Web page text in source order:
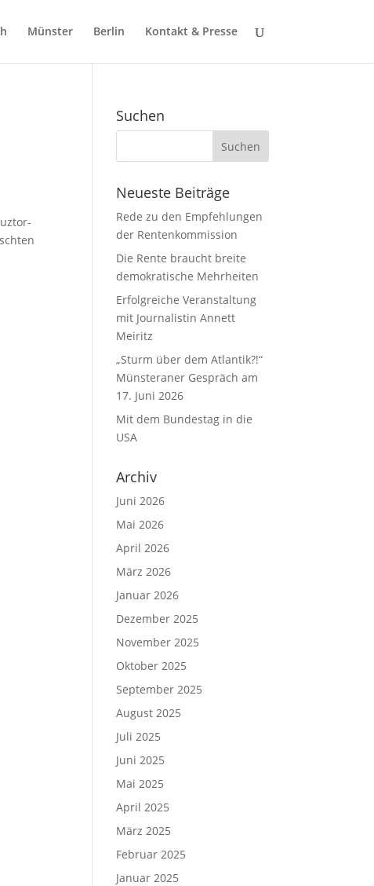
Münster Berlin Kontakt & Presse
Suchen
Neueste Beiträge
Rede zu den Empfehlungen
der Rentenkommission
Die Rente braucht breite
demokratische Mehrheiten
Erfolgreiche Veranstaltung
mit Journalistin Annett
Meiritz
„Sturm über dem Atlantik?!“
Münsteraner Gespräch am
17. Juni 2026
Mit dem Bundestag in die
USA
Archiv
Juni 2026
Mai 2026
April 2026
März 2026
Januar 2026
Dezember 2025
November 2025
Oktober 2025
September 2025
August 2025
Juli 2025
Juni 2025
Mai 2025
April 2025
März 2025
Februar 2025
Januar 2025